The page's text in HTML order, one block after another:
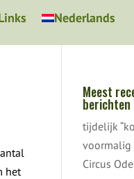
Nederlands
het
Meest
berichten
tijdelijk
voormalig
Circus